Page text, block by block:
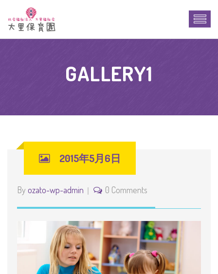
GALLERY1
2015年5月6日
By ozato-wp-admin 0 Comments